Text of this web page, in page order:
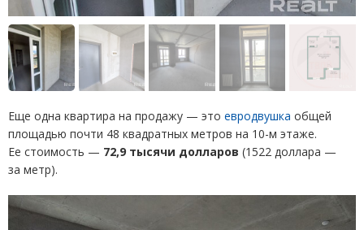
Еще одна квартира на продажу — это евродвушка общей
площадью почти 48 квадратных метров на 10-м этаже.
Ее стоимость — 72,9 тысячи долларов (1522 доллара —
за метр).